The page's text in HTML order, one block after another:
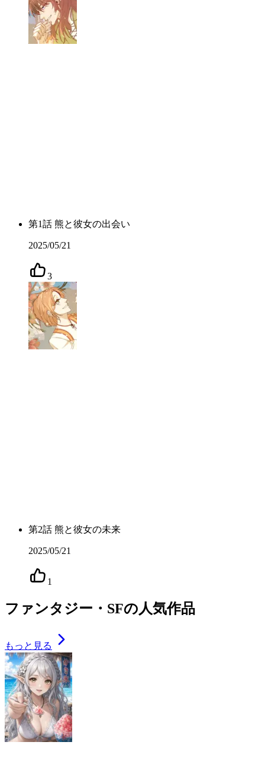
第1話 熊と彼女の出会い
2025/05/21
3
第2話 熊と彼女の未来
2025/05/21
1
ファンタジー・SFの人気作品
もっと見る